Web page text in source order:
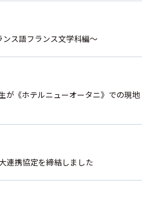
ス語フランス文学科編～
が《ホテルニューオータニ》での現地
連携協定を締結しました